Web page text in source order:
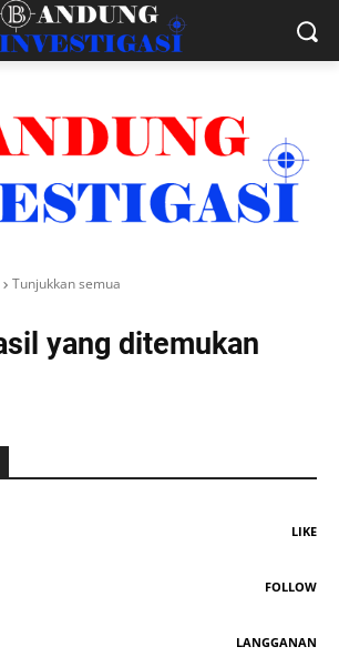
Tunjukkan semua
yang ditemukan
LIKE
FOLLOW
LANGGANAN